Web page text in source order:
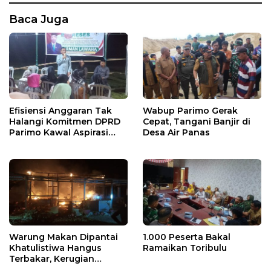
Baca Juga
Efisiensi Anggaran Tak
Halangi Komitmen DPRD
Parimo Kawal Aspirasi
Wabup Parimo Gerak
Cepat, Tangani Banjir di
Desa Air Panas
Warung Makan Dipantai
Khatulistiwa Hangus
Terbakar, Kerugian
1.000 Peserta Bakal
Ramaikan Toribulu